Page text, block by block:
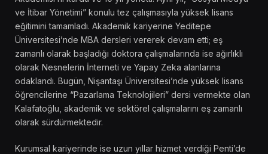
ve İtibar Yönetimi” konulu tez çalışmasıyla yüksek lisans
eğitimini tamamladı. Akademik kariyerine Yeditepe
Üniversitesi’nde MBA dersleri vererek devam etti; eş
zamanlı olarak başladığı doktora çalışmalarında ise ağırlıklı
olarak Nesnelerin İnterneti ve Yapay Zeka alanlarına
odaklandı. Bugün, Nişantaşı Üniversitesi’nde yüksek lisans
öğrencilerine “Pazarlama Teknolojileri” dersi vermekte olan
Kalafatoğlu, akademik ve sektörel çalışmalarını eş zamanlı
olarak sürdürmektedir.
Kurumsal kariyerinde ise uzun yıllar hizmet verdiği Penti’de